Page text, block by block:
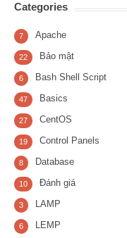
Categories
Apache
7
Bảo mật
22
Bash Shell Script
6
Basics
47
CentOS
27
Control Panels
19
Database
8
Đánh giá
10
LAMP
3
LEMP
6